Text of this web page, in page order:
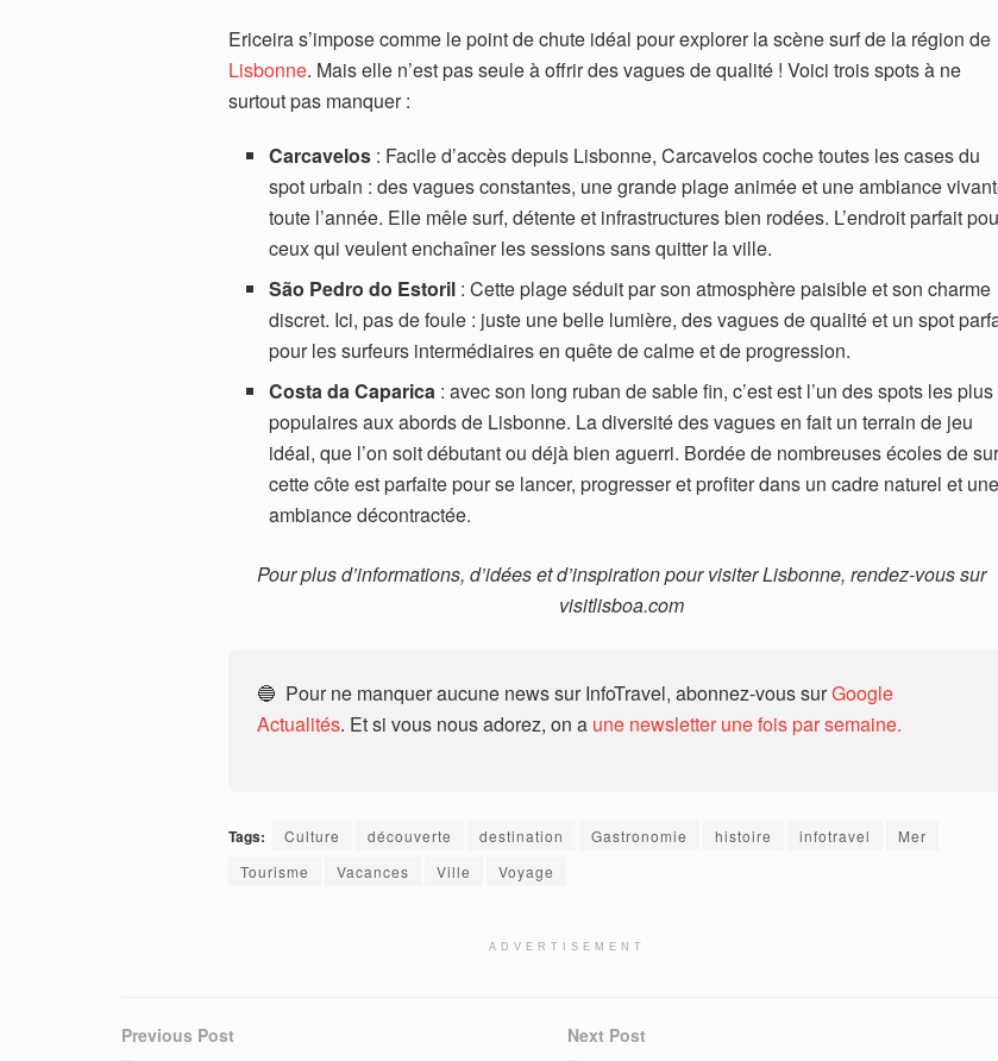
Ericeira s’impose comme le point de chute idéal pour explorer la scène surf de la région de
Lisbonne. Mais elle n’est pas seule à offrir des vagues de qualité ! Voici trois spots à ne
surtout pas manquer :
Carcavelos : Facile d’accès depuis Lisbonne, Carcavelos coche toutes les cases du
spot urbain : des vagues constantes, une grande plage animée et une ambiance
toute l’année. Elle mêle surf, détente et infrastructures bien rodées. L’endroit parfait
ceux qui veulent enchaîner les sessions sans quitter la ville.
São Pedro do Estoril : Cette plage séduit par son atmosphère paisible et son charme
discret. Ici, pas de foule : juste une belle lumière, des vagues de qualité et un spot
pour les surfeurs intermédiaires en quête de calme et de progression.
Costa da Caparica : avec son long ruban de sable fin, c’est est l’un des spots les plus
populaires aux abords de Lisbonne. La diversité des vagues en fait un terrain de jeu
idéal, que l’on soit débutant ou déjà bien aguerri. Bordée de nombreuses écoles de
cette côte est parfaite pour se lancer, progresser et profiter dans un cadre naturel et une
ambiance décontractée.
Pour plus d’informations, d’idées et d’inspiration pour visiter Lisbonne, rendez-vous sur
visitlisboa.com
🔵 Pour ne manquer aucune news sur InfoTravel, abonnez-vous surGoogle
Actualités. Et si vous nous adorez, on a une newsletter une fois par semaine.
Tags: Culture découverte destination Gastronomie histoire infotravel
Mer
Tourisme
Vacances Ville Voyage
ADVERTISEMENT
Previous Post Next Post